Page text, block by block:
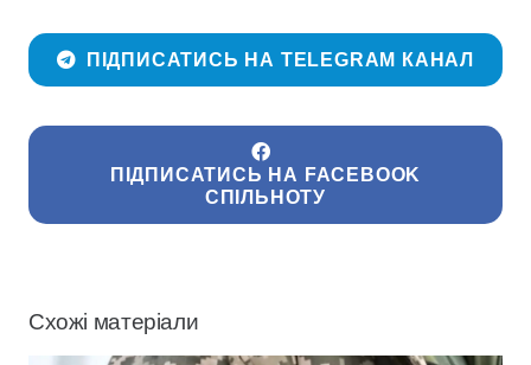
ПІДПИСАТИСЬ НА TELEGRAM КАНАЛ
ПІДПИСАТИСЬ НА FACEBOOK
СПІЛЬНОТУ
Схожі матеріали